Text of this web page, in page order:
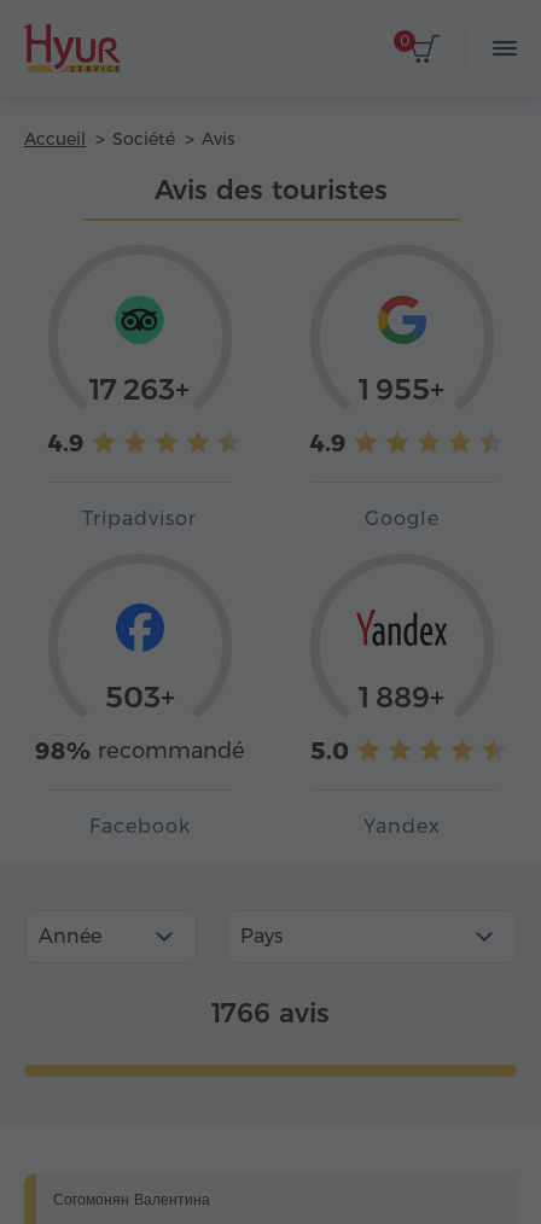
0
Accueil Société Avis
Avis des touristes
17 263+
4.9
Tripadvisor
1 955+
4.9
Google
503+
98% recommandé
Facebook
1 889+
5.0
Yandex
Année Pays
1766 avis
Согомонян Валентина